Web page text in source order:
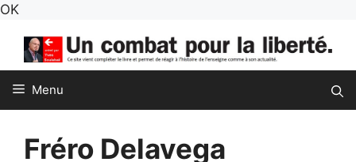
OKAller
contenu
Menu
Fréro Delavega